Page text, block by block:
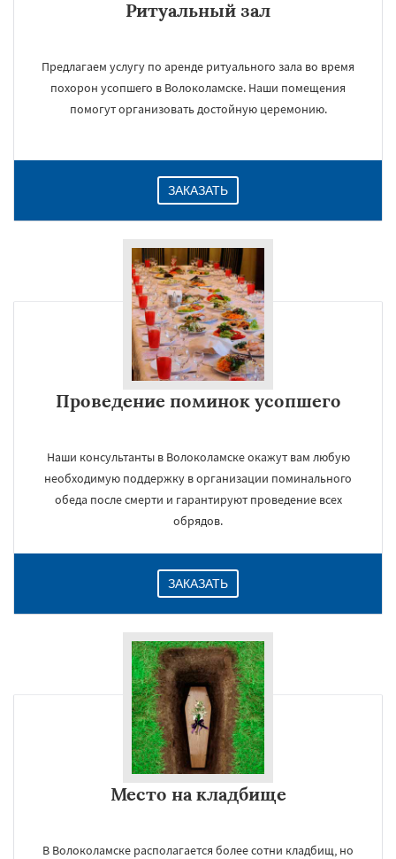
Ритуальный зал
Предлагаем услугу по аренде ритуального зала во время
похорон усопшего в Волоколамске. Наши помещения
помогут организовать достойную церемонию.
ЗАКАЗАТЬ
Проведение поминок усопшего
Наши консультанты в Волоколамске окажут вам любую
необходимую поддержку в организации поминального
обеда после смерти и гарантируют проведение всех
обрядов.
ЗАКАЗАТЬ
Место на кладбище
В Волоколамске располагается более сотни кладбищ, но
Даю согласие на обработку персональных данных